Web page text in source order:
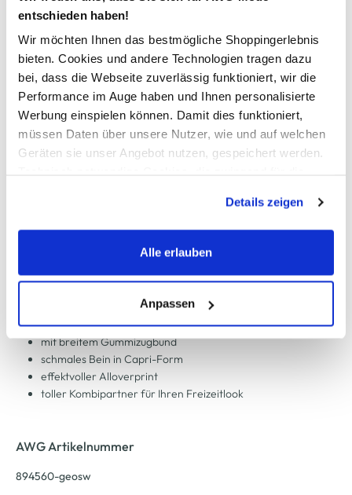
entschieden haben!
Wir möchten Ihnen das bestmögliche Shoppingerlebnis
bieten. Cookies und andere Technologien tragen dazu
bei, dass die Webseite zuverlässig funktioniert, wir die
Performance im Auge haben und Ihnen personalisierte
Werbung einspielen können. Damit dies funktioniert,
müssen Daten über unsere Nutzer, wie und auf welchen
Geräten sie unser Angebot nutzen, gespeichert werden.
werden, werden bei der Nutzung der Webseite auf jeden
Fall gesetzt. Cookies von Drittanbietern für Analyse- oder
Trackingzwecke werden nur dann aktiviert, wenn Sie das
erlauben" bzw. "Alle erlauben" klicken. Mehr dazu
(einschließlich der Möglichkeit, die Einwilligungserklärung
zu ändern oder zu widerrufen) erfahren Sie in unserem
Cookie-Hinweisbzw. derDatenschutzerklärung.
Details zeigen
Alle erlauben
Anpassen
In den Warenkorb
Schneller DHL Versand: in 1–3 Werktagen
Kostenfreie Rücksendung innerhalb 14 Tage
Kostenlose Filiallieferung in Ihre Wunschfiliale
Damen Capri Legings mit Alloverprint
bequeme Capri-Leggings von Sure
mit breitem Gummizugbund
schmales Bein in Capri-Form
effektvoller Alloverprint
toller Kombipartner für Ihren Freizeitlook
AWG Artikelnummer
894560-geosw